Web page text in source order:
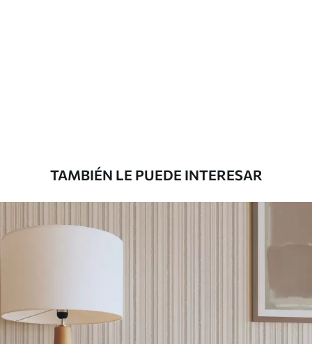
8 .33 $5.00/sq ft
TAMBIÉN LE PUEDE INTERESAR